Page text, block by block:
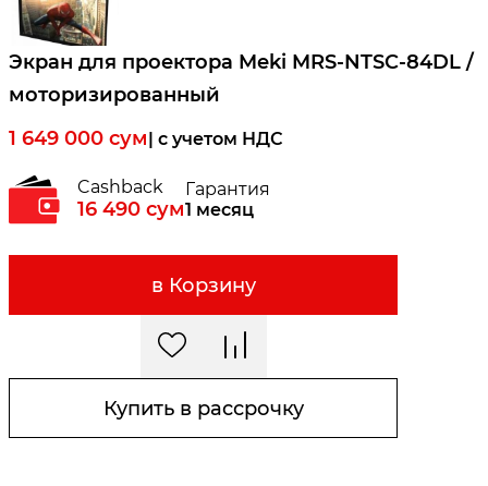
Экран для проектора Meki MRS-NTSC-84DL /
моторизированный
1 649 000 сум| c учетом НДС
Cashback
16 490 сум
Гарантия
1 месяц
в Корзину
Купить в рассрочку